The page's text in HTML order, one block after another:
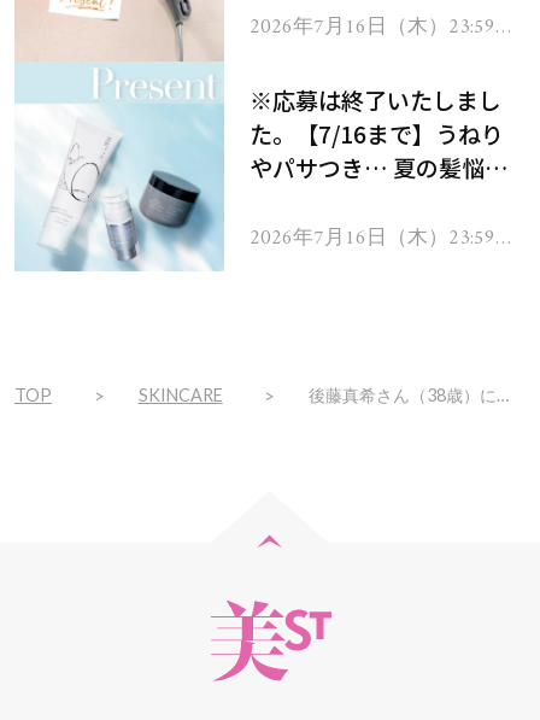
ヘアドライヤー ジュエル
2026年7月16日（木）23:59ま
※応募は終了いたしまし
た。【7/16まで】うねり
やパサつき… 夏の髪悩み
ムを13名様にプレゼン
2026年7月16日（木）23:59ま
TOP SKINCARE 後藤真希さん（38歳）に聞いた「美ボディを作るのにかかせないもの」３選